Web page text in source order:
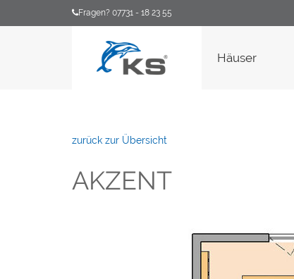
Fragen? 07731 - 18 23 55
Häuser
zurück zur Übersicht
AKZENT